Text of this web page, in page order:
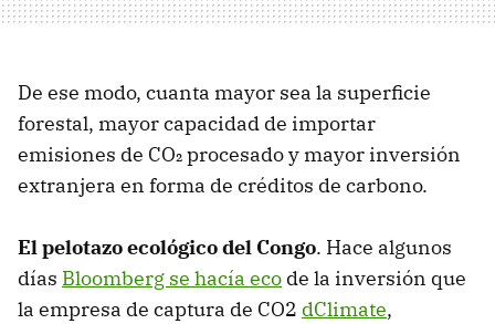
De ese modo, cuanta mayor sea la superficie
forestal, mayor capacidad de importar
emisiones de CO₂ procesado y mayor inversión
extranjera en forma de créditos de carbono.
El pelotazo ecológico del Congo. Hace algunos
días Bloomberg se hacía eco de la inversión que
la empresa de captura de CO2 dClimate,